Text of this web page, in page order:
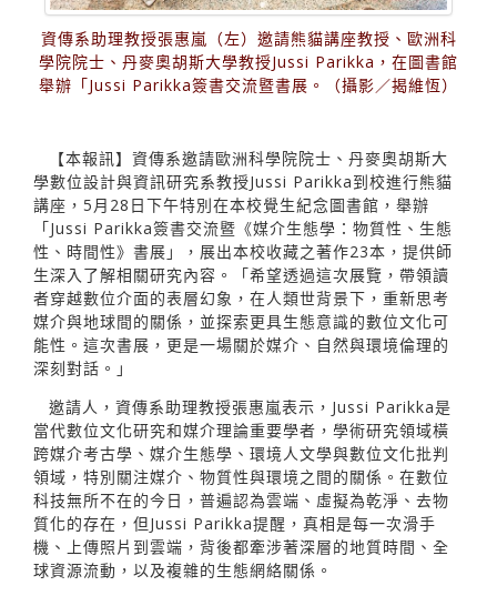
資傳系助理教授張惠嵐（左）邀請熊貓講座教授、歐洲科
學院院士、丹麥奧胡斯大學教授Jussi Parikka，在圖書館
舉辦「Jussi Parikka簽書交流暨書展。（攝影／揭維恆）
【本報訊】資傳系邀請歐洲科學院院士、丹麥奧胡斯大
學數位設計與資訊研究系教授Jussi Parikka到校進行熊貓
講座，5月28日下午特別在本校覺生紀念圖書館，舉辦
「Jussi Parikka簽書交流暨《媒介生態學：物質性、生態
性、時間性》書展」，展出本校收藏之著作23本，提供師
生深入了解相關研究內容。「希望透過這次展覽，帶領讀
者穿越數位介面的表層幻象，在人類世背景下，重新思考
媒介與地球間的關係，並探索更具生態意識的數位文化可
能性。這次書展，更是一場關於媒介、自然與環境倫理的
深刻對話。」
邀請人，資傳系助理教授張惠嵐表示，Jussi Parikka是
當代數位文化研究和媒介理論重要學者，學術研究領域橫
跨媒介考古學、媒介生態學、環境人文學與數位文化批判
領域，特別關注媒介、物質性與環境之間的關係。在數位
科技無所不在的今日，普遍認為雲端、虛擬為乾淨、去物
質化的存在，但Jussi Parikka提醒，真相是每一次滑手
機、上傳照片到雲端，背後都牽涉著深層的地質時間、全
球資源流動，以及複雜的生態網絡關係。